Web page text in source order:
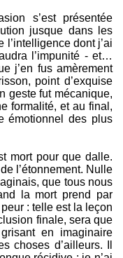
s’est présentée
jusque dans les
dont j’ai
l’impunité - et…
j’en fus amèrement
point d’exquise
geste fut mécanique,
formalité, et au final,
émotionnel des plus
mort pour que dalle.
l’étonnement. Nulle
que tous nous
la mort prend par
: telle est la leçon
finale, sera que
en imaginaire
choses d’ailleurs. Il